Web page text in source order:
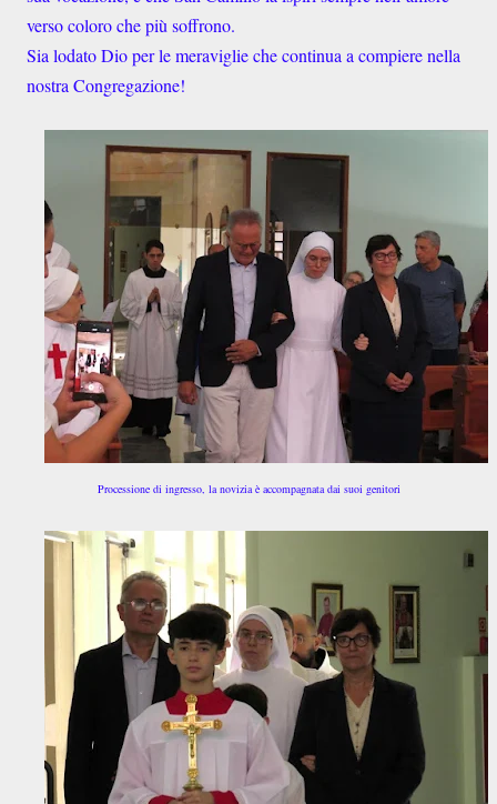
verso coloro che più soffrono.
Sia lodato Dio per le meraviglie che continua a compiere nella
nostra Congregazione!
Processione di ingresso, la novizia è accompagnata dai suoi genitori